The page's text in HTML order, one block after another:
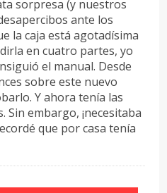
sorpresa (y nuestros
ante los
la caja está agotadísima
en cuatro partes, yo
el manual. Desde
sobre este nuevo
Y ahora tenía las
Sin embargo, ¡necesitaba
que por casa tenía